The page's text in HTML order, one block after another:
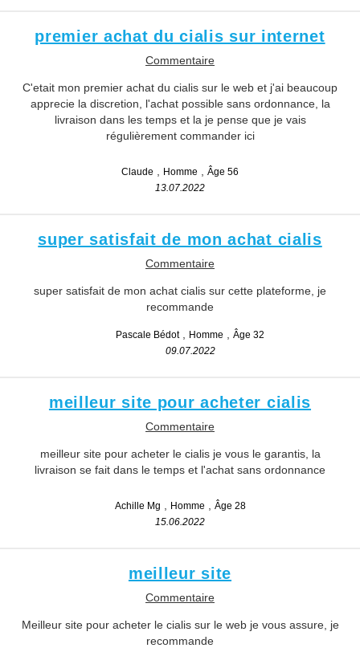
premier achat du cialis sur internet
Commentaire
C'etait mon premier achat du cialis sur le web et j'ai beaucoup
apprecie la discretion, l'achat possible sans ordonnance, la
livraison dans les temps et la je pense que je vais
régulièrement commander ici
Claude Homme
Âge 56
13.07.2022
super satisfait de mon achat cialis
Commentaire
super satisfait de mon achat cialis sur cette plateforme, je
recommande
Pascale Bédot Homme
Âge 32
09.07.2022
meilleur site pour acheter cialis
Commentaire
meilleur site pour acheter le cialis je vous le garantis, la
livraison se fait dans le temps et l'achat sans ordonnance
Achille Mg Homme
Âge 28
15.06.2022
meilleur site
Commentaire
Meilleur site pour acheter le cialis sur le web je vous assure, je
recommande